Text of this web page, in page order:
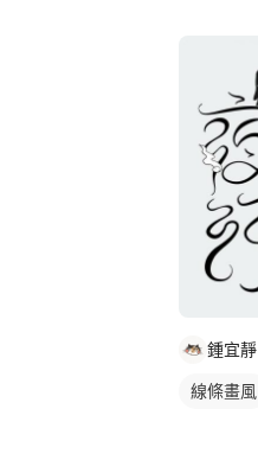
鍾宜靜
線條畫風